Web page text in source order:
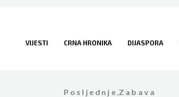
VIJESTI CRNA HRONIKA DIJASPORA
Posljednje,Zabava